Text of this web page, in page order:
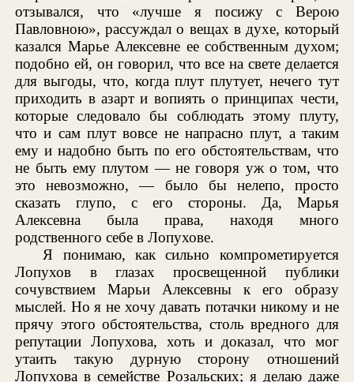
отзывался, что «лучше я посижу с Верою
Павловною», рассуждал о вещах в духе, который
казался Марье Алексевне ее собственным духом;
подобно ей, он говорил, что все на свете делается
для выгоды, что, когда плут плутует, нечего тут
приходить в азарт и вопиять о принципах чести,
которые следовало бы соблюдать этому плуту,
что и сам плут вовсе не напрасно плут, а таким
ему и надобно быть по его обстоятельствам, что
не быть ему плутом — не говоря уж о том, что
это невозможно, — было бы нелепо, просто
сказать глупо, с его стороны. Да, Марья
Алексевна была права, находя много
родственного себе в Лопухове.
Я понимаю, как сильно компрометируется
Лопухов в глазах просвещенной публики
сочувствием Марьи Алексевны к его образу
мыслей. Но я не хочу давать потачки никому и не
прячу этого обстоятельства, столь вредного для
репутации Лопухова, хоть и доказал, что мог
утаить такую дурную сторону отношений
Лопухова в семействе Розальских; я делаю даже